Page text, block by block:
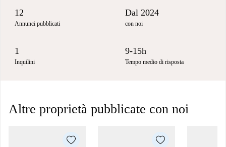
12
Annunci pubblicati
Dal 2024
con noi
1
Inquilini
9-15h
Tempo medio di risposta
Altre proprietà pubblicate con noi